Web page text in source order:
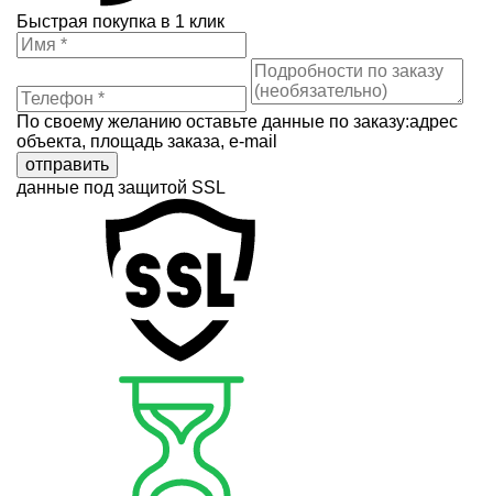
Быстрая покупка в 1 клик
По своему желанию оставьте данные по заказу:адрес
объекта, площадь заказа, e-mail
отправить
данные под защитой SSL